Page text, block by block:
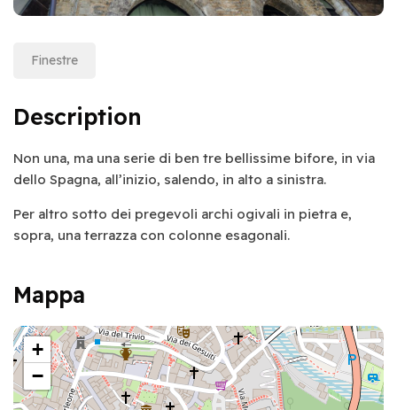
Finestre
Description
Non una, ma una serie di ben tre bellissime bifore, in via
dello Spagna, all’inizio, salendo, in alto a sinistra.
Per altro sotto dei pregevoli archi ogivali in pietra e,
sopra, una terrazza con colonne esagonali.
Mappa
+
−